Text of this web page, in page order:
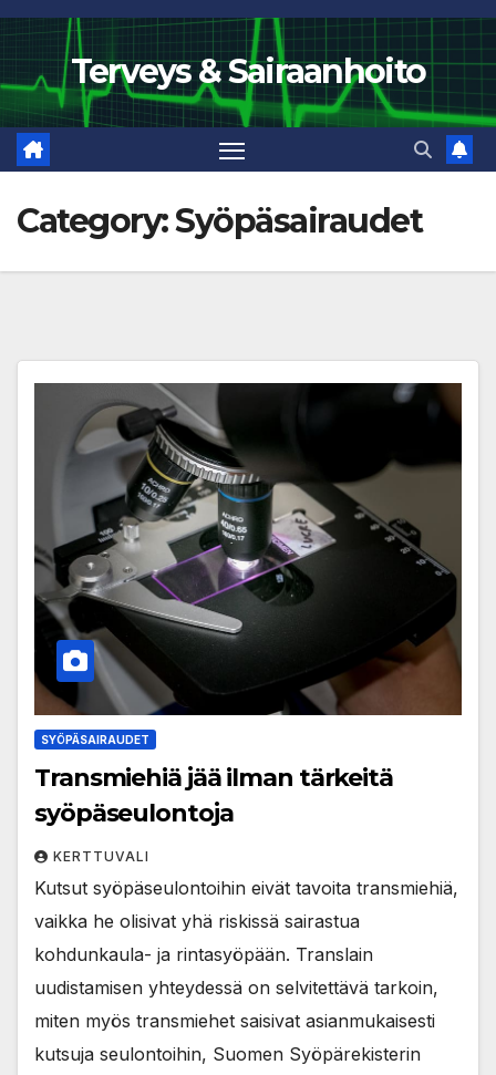
Skip
content Terveys & Sairaanhoito
Category:Syöpäsairaudet
SYÖPÄSAIRAUDET
Transmiehiä jää ilman tärkeitä
syöpäseulontoja
KERTTUVALI
Kutsut syöpäseulontoihin eivät tavoita transmiehiä,
vaikka he olisivat yhä riskissä sairastua
kohdunkaula- ja rintasyöpään. Translain
uudistamisen yhteydessä on selvitettävä tarkoin,
miten myös transmiehet saisivat asianmukaisesti
kutsuja seulontoihin, Suomen Syöpärekisterin